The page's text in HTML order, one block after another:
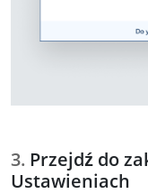
Przejdź do
Ustawieniach